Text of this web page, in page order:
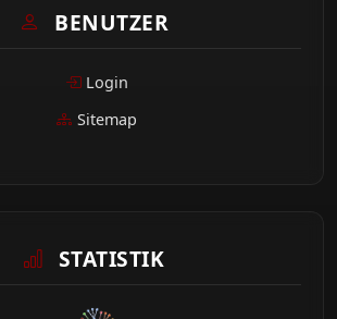
BENUTZER
Login
Sitemap
STATISTIK